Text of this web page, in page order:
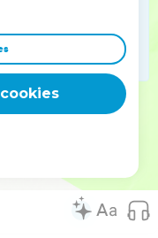
leur conduite et
ce n’est pas pour
elle, – oracle du
Pour vous procurer